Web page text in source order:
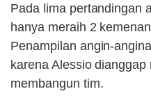
Pada lima pertandingan
hanya meraih 2
Penampilan angin-
karena Alessio
membangun tim.